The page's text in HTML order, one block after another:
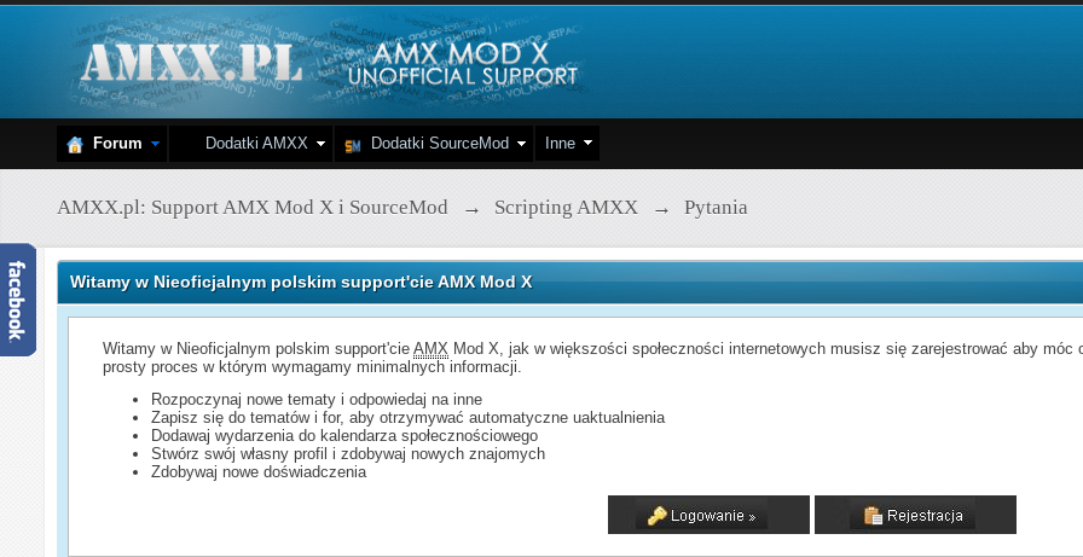
Forum Dodatki AMXX Dodatki SourceMod Inne
AMXX.pl: Support AMX Mod X i SourceMod → Scripting AMXX → Pytania
Witamy w Nieoficjalnym polskim support'cie AMX Mod X
Witamy w Nieoficjalnym polskim support'cieAMX Mod X, jak w większości społeczności internetowych musisz się zarejestrować aby
prosty proces w którym wymagamy minimalnych informacji.
Rozpoczynaj nowe tematy i odpowiedaj na inne
Zapisz się do tematów i for, aby otrzymywać automatyczne uaktualnienia
Dodawaj wydarzenia do kalendarza społecznościowego
Stwórz swój własny profil i zdobywaj nowych znajomych
Zdobywaj nowe doświadczenia